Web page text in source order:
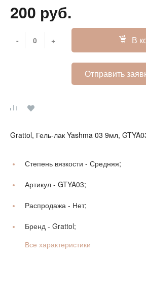
200 руб.
- + В
Отправить
Grattol, Гель-лак Yashma 03 9мл,
Степень вязкости - Средняя;
Артикул - GTYA03;
Распродажа - Нет;
Бренд - Grattol;
Все характеристики